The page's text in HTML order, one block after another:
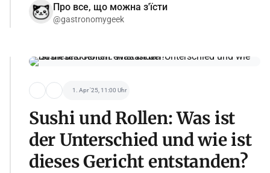
Про все, що можна з'їсти
@gastronomygeek
1. Apr '25, 11:00 Uhr
Sushi und Rollen: Was ist
der Unterschied und wie ist
dieses Gericht entstanden?